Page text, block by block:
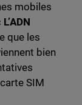
mobiles
L’ADN
que les
bien
SIM